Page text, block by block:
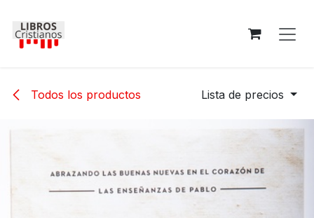
Todos los productos Lista de precios